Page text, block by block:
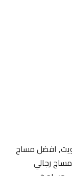
افضل مساج
رجالي